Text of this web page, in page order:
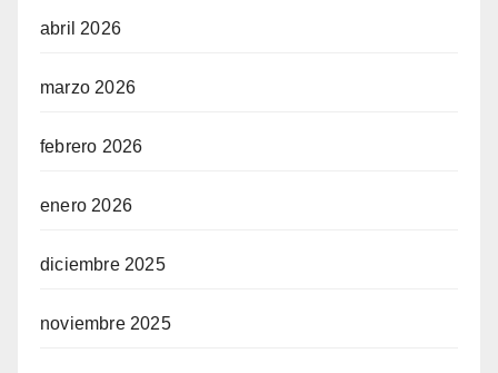
abril 2026
marzo 2026
febrero 2026
enero 2026
diciembre 2025
noviembre 2025